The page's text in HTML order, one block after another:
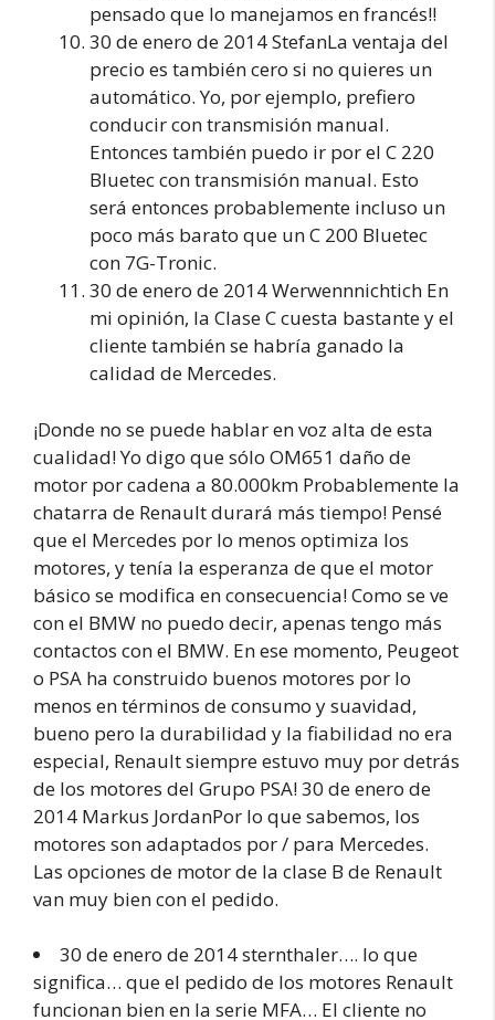
pensado que lo manejamos en francés!!
30 de enero de 2014 StefanLa ventaja del
precio es también cero si no quieres un
automático. Yo, por ejemplo, prefiero
conducir con transmisión manual.
Entonces también puedo ir por el C 220
Bluetec con transmisión manual. Esto
será entonces probablemente incluso un
poco más barato que un C 200 Bluetec
con 7G-Tronic.
30 de enero de 2014 Werwennnichtich En
mi opinión, la Clase C cuesta bastante y el
cliente también se habría ganado la
calidad de Mercedes.
¡Donde no se puede hablar en voz alta de esta
cualidad! Yo digo que sólo OM651 daño de
motor por cadena a 80.000km Probablemente la
chatarra de Renault durará más tiempo! Pensé
que el Mercedes por lo menos optimiza los
motores, y tenía la esperanza de que el motor
básico se modifica en consecuencia! Como se ve
con el BMW no puedo decir, apenas tengo más
contactos con el BMW. En ese momento, Peugeot
o PSA ha construido buenos motores por lo
menos en términos de consumo y suavidad,
bueno pero la durabilidad y la fiabilidad no era
especial, Renault siempre estuvo muy por detrás
de los motores del Grupo PSA! 30 de enero de
2014 Markus JordanPor lo que sabemos, los
motores son adaptados por / para Mercedes.
Las opciones de motor de la clase B de Renault
van muy bien con el pedido.
30 de enero de 2014 sternthaler…. lo que
significa… que el pedido de los motores Renault
funcionan bien en la serie MFA… El cliente no